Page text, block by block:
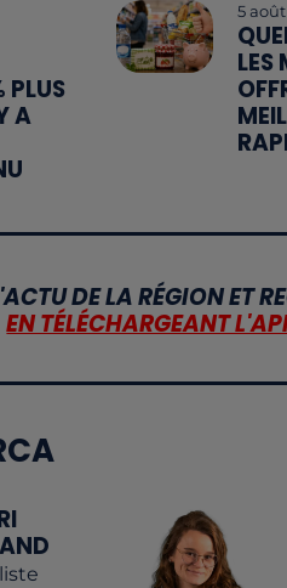
PLUS
A
5
LES
DE LA RÉGION ET
EN TÉLÉCHARGEANT